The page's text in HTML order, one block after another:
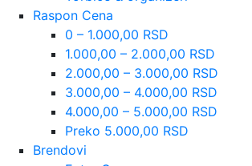
Raspon Cena
0 – 1.000,00 RSD
1.000,00 – 2.000,00 RSD
2.000,00 – 3.000,00 RSD
3.000,00 – 4.000,00 RSD
4.000,00 – 5.000,00 RSD
Preko 5.000,00 RSD
Brendovi